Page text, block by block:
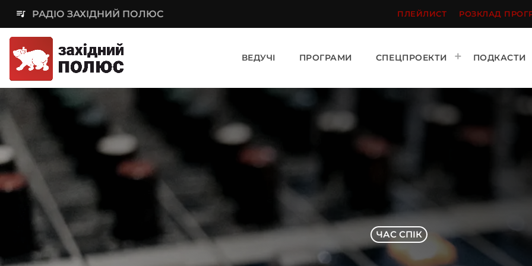
queue_music РАДІО ЗАХІДНИЙ ПОЛЮС ПЛЕЙЛИСТ РОЗКЛАД
ВЕДУЧІ ПРОГРАМИ СПЕЦПРОЕКТИ ПОДКАСТИ
ЧАС СПІК